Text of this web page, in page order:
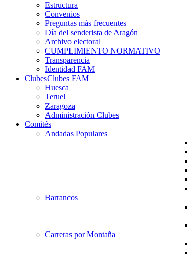
Estructura
Convenios
Preguntas más frecuentes
Día del senderista de Aragón
Archivo electoral
CUMPLIMIENTO NORMATIVO
Transparencia
Identidad FAM
ClubesClubes FAM
Huesca
Teruel
Zaragoza
Administración Clubes
Comités
Andadas Populares
Barrancos
Carreras por Montaña